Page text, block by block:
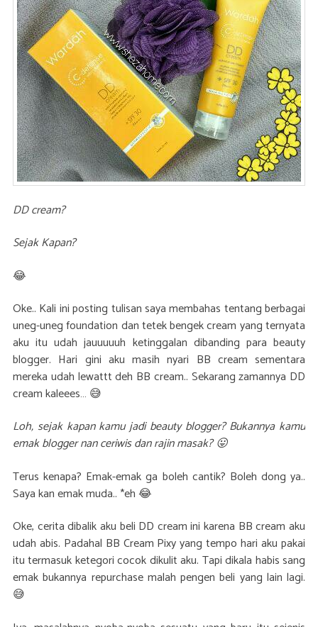
DD cream?
Sejak Kapan?
😂
Oke.. Kali ini posting tulisan saya membahas tentang berbagai
uneg-uneg foundation dan tetek bengek cream yang ternyata
aku itu udah jauuuuuh ketinggalan dibanding para beauty
blogger. Hari gini aku masih nyari BB cream sementara
mereka udah lewattt deh BB cream.. Sekarang zamannya DD
cream kaleees… 😅
Loh, sejak kapan kamu jadi beauty blogger? Bukannya kamu
emak blogger nan ceriwis dan rajin masak? 😛
Terus kenapa? Emak-emak ga boleh cantik? Boleh dong ya..
Saya kan emak muda.. *eh 😂
Oke, cerita dibalik aku beli DD cream ini karena BB cream aku
udah abis. Padahal BB Cream Pixy yang tempo hari aku pakai
itu termasuk ketegori cocok dikulit aku. Tapi dikala habis sang
emak bukannya repurchase malah pengen beli yang lain lagi.
😅